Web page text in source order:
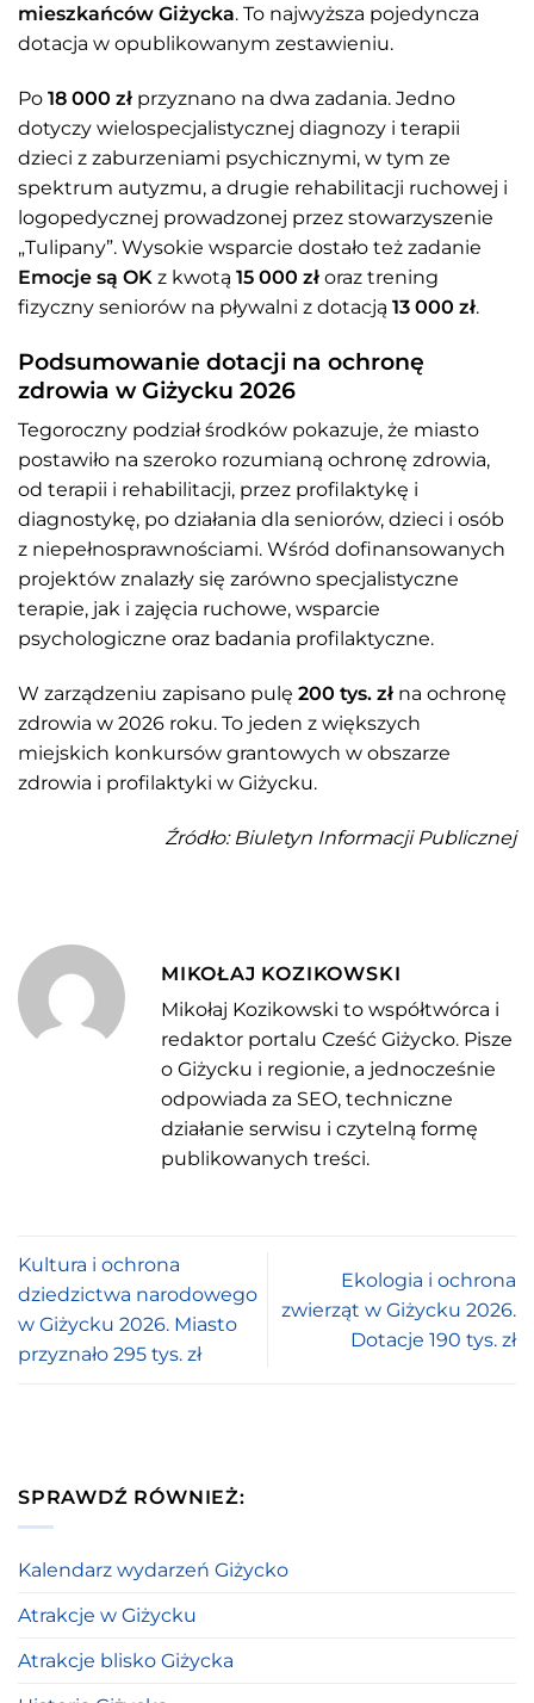
mieszkańców Giżycka. To najwyższa pojedyncza
dotacja w opublikowanym zestawieniu.
Po 18 000 zł przyznano na dwa zadania. Jedno
dotyczy wielospecjalistycznej diagnozy i terapii
dzieci z zaburzeniami psychicznymi, w tym ze
spektrum autyzmu, a drugie rehabilitacji ruchowej i
logopedycznej prowadzonej przez stowarzyszenie
„Tulipany”. Wysokie wsparcie dostało też zadanie
Emocje są OK z kwotą 15 000 zł oraz trening
fizyczny seniorów na pływalni z dotacją 13 000 zł.
Podsumowanie dotacji na ochronę
zdrowia w Giżycku 2026
Tegoroczny podział środków pokazuje, że miasto
postawiło na szeroko rozumianą ochronę zdrowia,
od terapii i rehabilitacji, przez profilaktykę i
diagnostykę, po działania dla seniorów, dzieci i osób
z niepełnosprawnościami. Wśród dofinansowanych
projektów znalazły się zarówno specjalistyczne
terapie, jak i zajęcia ruchowe, wsparcie
psychologiczne oraz badania profilaktyczne.
W zarządzeniu zapisano pulę 200 tys. zł na ochronę
zdrowia w 2026 roku. To jeden z większych
miejskich konkursów grantowych w obszarze
zdrowia i profilaktyki w Giżycku.
Źródło: Biuletyn Informacji Publicznej
MIKOŁAJ KOZIKOWSKI
Mikołaj Kozikowski to współtwórca i
redaktor portalu Cześć Giżycko. Pisze
o Giżycku i regionie, a jednocześnie
odpowiada za SEO, techniczne
działanie serwisu i czytelną formę
publikowanych treści.
Kultura i ochrona
dziedzictwa narodowego
w Giżycku 2026. Miasto
przyznało 295 tys. zł
Ekologia i ochrona
zwierząt w Giżycku 2026.
Dotacje 190 tys. zł
SPRAWDŹ RÓWNIEŻ:
Kalendarz wydarzeń Giżycko
Atrakcje w Giżycku
Atrakcje blisko Giżycka